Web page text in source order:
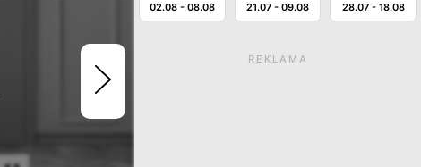
02.08- 08.08 21.07- 09.08 28.07- 18.08
REKLAMA